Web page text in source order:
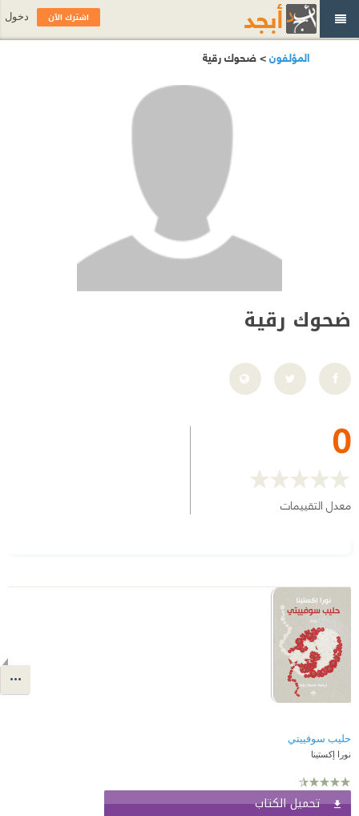
المؤلفون> ضحوك رقية
ضحوك رقية
0
معدل التقييمات
حليب سوفييتي
نورا إكستينا
تحميل الكتاب
اشترك الآن دخول